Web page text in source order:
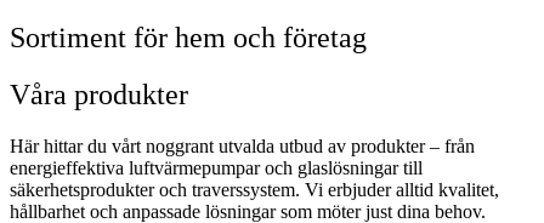
Sortiment för hem och företag
Våra produkter
Här hittar du vårt noggrant utvalda utbud av produkter – från
energieffektiva luftvärmepumpar och glaslösningar till
säkerhetsprodukter och traverssystem. Vi erbjuder alltid kvalitet,
hållbarhet och anpassade lösningar som möter just dina behov.